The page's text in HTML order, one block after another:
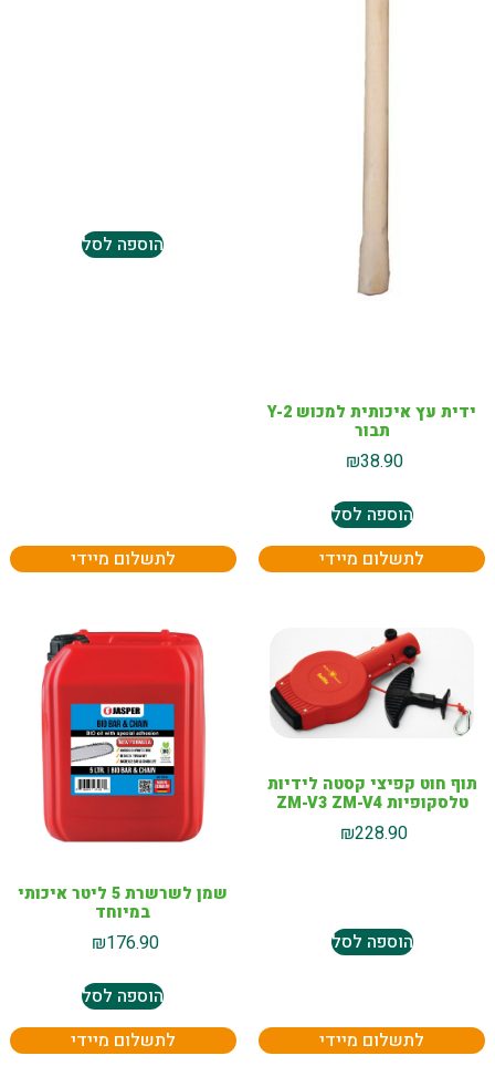
ידית עץ איכותית למכוש Y-2
תבור
₪38.90
הוספה לסל
לתשלום מיידי
הוספה לסל
לתשלום מיידי
תוף חוט קפיצי קסטה לידיות
טלסקופיות ZM-V3 ZM-V4
₪228.90
הוספה לסל
לתשלום מיידי
שמן לשרשרת 5 ליטר איכותי
במיוחד
₪176.90
הוספה לסל
לתשלום מיידי